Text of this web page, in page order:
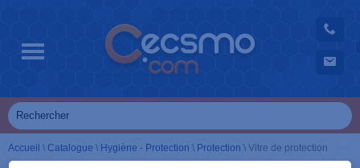
Accueil \ Catalogue \ Hygiène - Protection \ Protection \ Vitre de protection